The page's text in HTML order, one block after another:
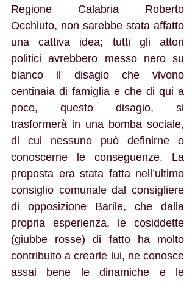
Regione Calabria Roberto
Occhiuto, non sarebbe stata affatto
una cattiva idea; tutti gli attori
politici avrebbero messo nero su
bianco il disagio che vivono
centinaia di famiglia e che di qui a
poco, questo disagio, si
trasformerà in una bomba sociale,
di cui nessuno può definirne o
conoscerne le conseguenze. La
proposta era stata fatta nell’ultimo
consiglio comunale dal consigliere
di opposizione Barile, che dalla
propria esperienza, le cosiddette
(giubbe rosse) di fatto ha molto
contribuito a crearle lui, ne conosce
assai bene le dinamiche e le